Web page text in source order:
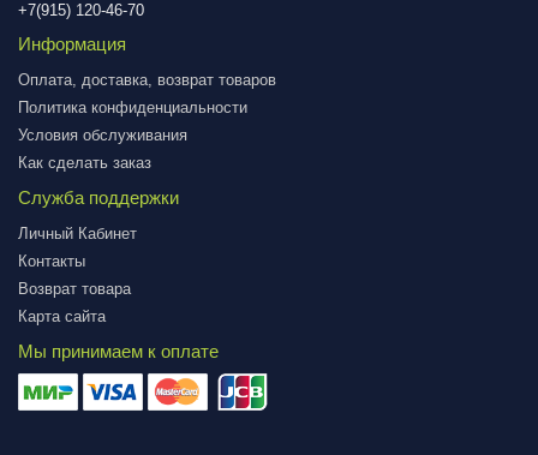
+7(915) 120-46-70
Информация
Оплата, доставка, возврат товаров
Политика конфиденциальности
Условия обслуживания
Как сделать заказ
Служба поддержки
Личный Кабинет
Контакты
Возврат товара
Карта сайта
Мы принимаем к оплате